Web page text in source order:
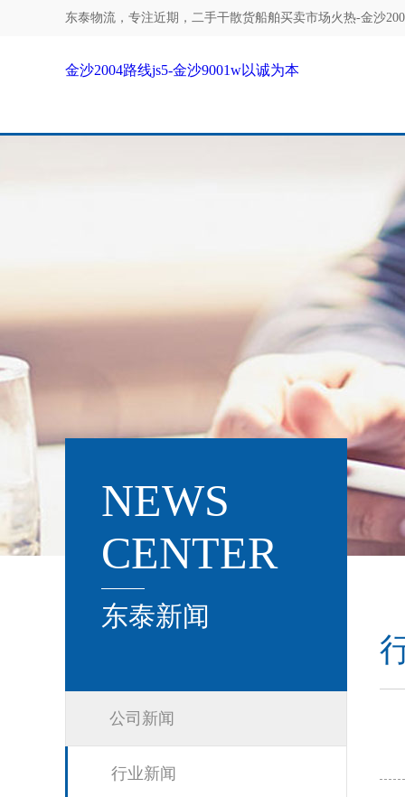
东泰物流，专注近期，二手干散货船舶买卖市场火热-金沙
金沙2004路线js5-金沙9001w以诚为本
NEWS
CENTER
东泰新闻
公司新闻
行业新闻